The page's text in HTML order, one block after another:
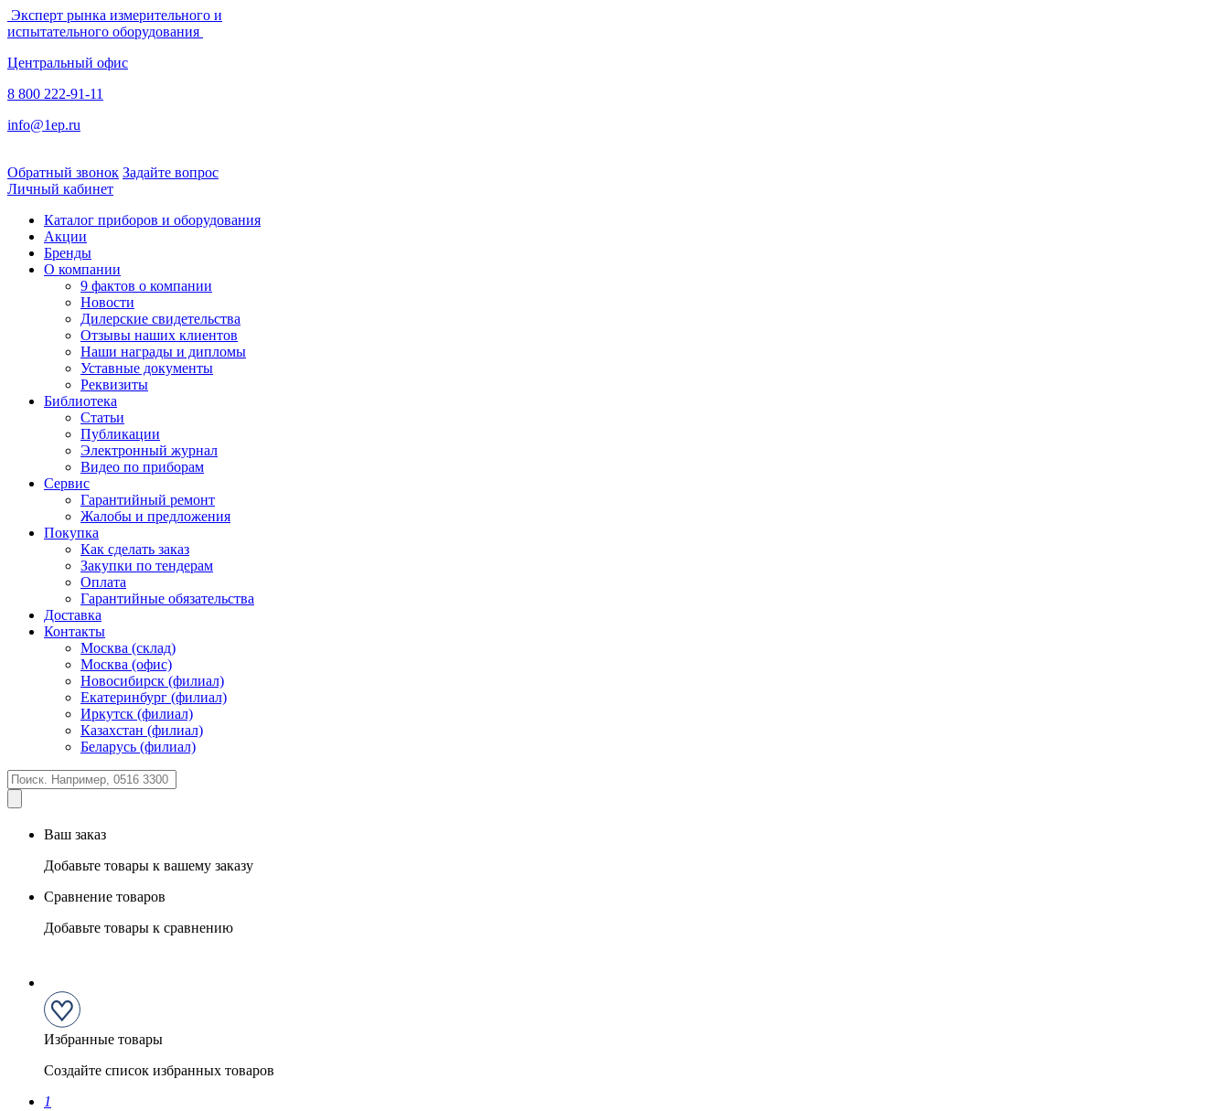
Эксперт рынка измерительного и
испытательного оборудования
Центральный офис
8 800 222-91-11
info@1ep.ru
Обратный звонок Задайте вопрос
Личный кабинет
Каталог приборов и оборудования
Акции
Бренды
О компании
9 фактов о компании
Новости
Дилерские свидетельства
Отзывы наших клиентов
Наши награды и дипломы
Уставные документы
Реквизиты
Библиотека
Статьи
Публикации
Электронный журнал
Видео по приборам
Сервис
Гарантийный ремонт
Жалобы и предложения
Покупка
Как сделать заказ
Закупки по тендерам
Оплата
Гарантийные обязательства
Доставка
Контакты
Москва (склад)
Москва (офис)
Новосибирск (филиал)
Екатеринбург (филиал)
Иркутск (филиал)
Казахстан (филиал)
Беларусь (филиал)
Ваш заказ
Добавьте товары к вашему заказу
Сравнение товаров
Добавьте товары к сравнению
Избранные товары
Создайте список избранных товаров
1